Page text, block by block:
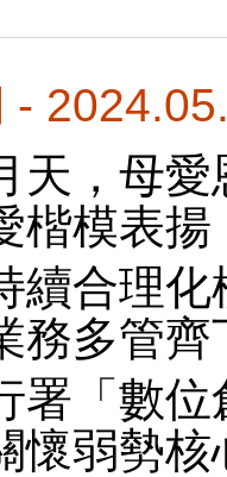
-
天，母
楷模表揚
續合理
務多管齊
署「數
懷弱勢核